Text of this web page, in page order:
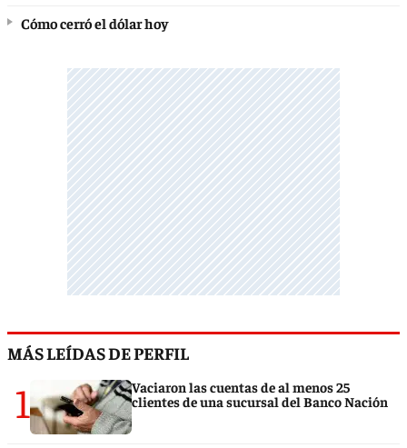
Cómo cerró el dólar hoy
MÁS LEÍDAS DE PERFIL
1
Vaciaron las cuentas de al menos 25
clientes de una sucursal del Banco Nación